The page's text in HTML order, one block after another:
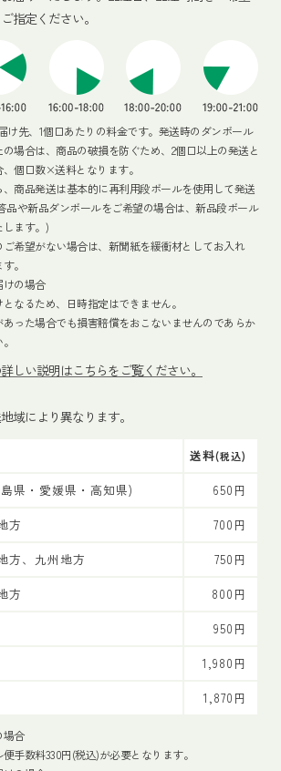
指定ください。
け先、1個口あたりの料金です。発送時のダンボール
場合は、商品の破損を防ぐため、2個口以上の発送と
個口数×送料となります。
商品発送は基本的に再利用段ボールを使用して発送
品や新品ダンボールをご希望の場合は、新品段ボール
します。)
希望がない場合は、新聞紙を緩衝材としてお入れ
。
けの場合
なるため、日時指定はできません。
った場合でも損害賠償をおこないませんのであらか
しい説明はこちらをご覧ください。
域により異なります。
送料(税込)
県・愛媛県・高知県)
650円
方
700円
方、九州地方
750円
方
800円
950円
1,980円
1,870円
場合
手数料330円(税込)が必要となります。